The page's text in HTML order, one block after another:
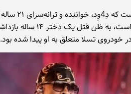
پلیس لس‌آنجلس
واقعی‌اش «دیوید آنتونی برک»
تسلا متعلق به او پیدا شده بود.